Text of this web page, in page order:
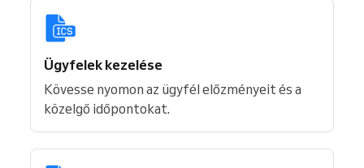
Ügyfelek kezelése
Kövesse nyomon az ügyfél előzményeit és a
közelgő időpontokat.